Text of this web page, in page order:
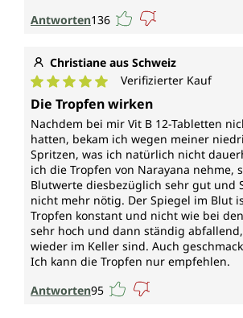
*Durch die Europäische Behörde für
gesundheitsbezogene Angaben.
Jede Flasche enthält 50 ml (ca. 1000
Vegan und ohne folgende
Die Vitamin-B12-Tropfen von
Zusätzen wie Aromen, Farbstoffen,
Magnesiumstearat sowie ohne
laktosefrei, glutenfrei, gelatinefrei,
vegan.
Antworten136
Christiane aus Schweiz
Durchschnittliche Bewertung von 5
Verifizierter Kauf
Die Tropfen wirken
Nachdem bei mir Vit B 12-Tabletten
hatten, bekam ich wegen meiner
Spritzen, was ich natürlich nicht
ich die Tropfen von Narayana nehme,
Blutwerte diesbezüglich sehr gut und
nicht mehr nötig. Der Spiegel im Blut
Tropfen konstant und nicht wie bei
sehr hoch und dann ständig
wieder im Keller sind. Auch
Ich kann die Tropfen nur empfehlen.
Antworten95